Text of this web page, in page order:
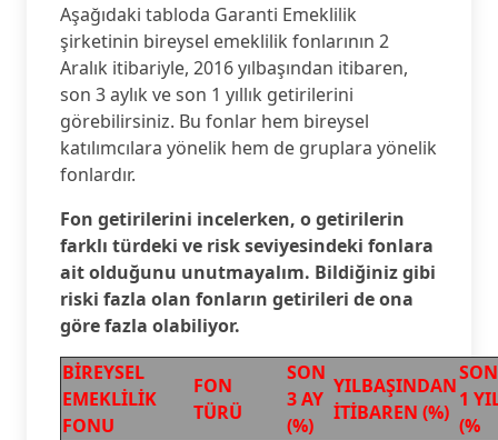
Aşağıdaki tabloda Garanti Emeklilik
şirketinin bireysel emeklilik fonlarının 2
Aralık itibariyle, 2016 yılbaşından itibaren,
son 3 aylık ve son 1 yıllık getirilerini
görebilirsiniz. Bu fonlar hem bireysel
katılımcılara yönelik hem de gruplara yönelik
fonlardır.
Fon getirilerini incelerken, o getirilerin
farklı türdeki ve risk seviyesindeki fonlara
ait olduğunu unutmayalım. Bildiğiniz gibi
riski fazla olan fonların getirileri de ona
göre fazla olabiliyor.
BİREYSEL
EMEKLİLİK
FONU
FON
TÜRÜ
SON
3 AY
(%)
YILBAŞINDAN
İTİBAREN (%)
SON
1
(%